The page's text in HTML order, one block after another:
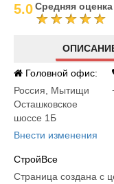
5.0Средняя оценка
Головной офис:
Россия
Мытищи
Осташковское
шоссе 1Б
Внести изменения
СтройВсе
Страница создана с